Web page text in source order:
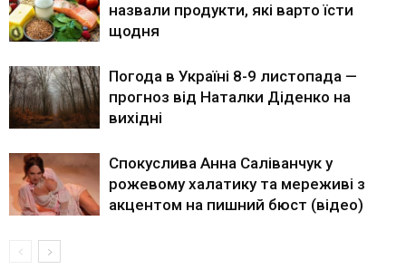
назвали продукти, які варто їсти
щодня
Погода в Україні 8-9 листопада —
прогноз від Наталки Діденко на
вихідні
Спокуслива Анна Саліванчук у
рожевому халатику та мереживі з
акцентом на пишний бюст (відео)